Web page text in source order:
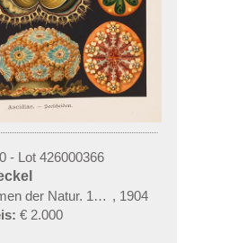
- Lot 426000366
der Natur. 10 Hefte und Supplement
, 1904
€ 2.000